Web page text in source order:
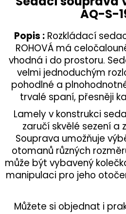
AQ-S-
Popis :Rozkládací
ROHOVÁ má
vhodná i do prostoru.
velmi jednoduchým
pohodlné a
trvalé spaní, přesněji
Lamely v konstrukci
zaručí skvělé sezení a
Souprava umožňuje
otomanů různých
může být vybavený
manipulaci pro jeho
Můžete si objednat i
990
Kč